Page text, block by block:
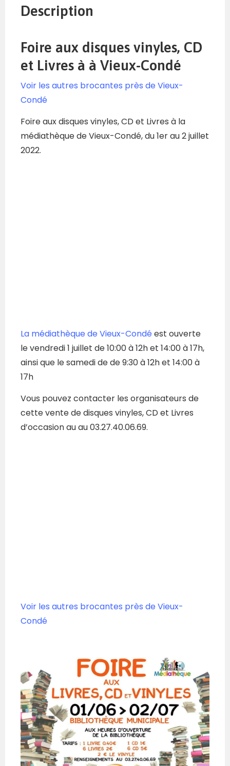
Description
Foire aux disques vinyles, CD
et Livres à à Vieux-Condé
Voir les autres brocantes près de Vieux-
Condé
Foire aux disques vinyles, CD et Livres à la
médiathèque de Vieux-Condé, du 1er au 2 juillet
2022.
La médiathèque de Vieux-Condéest ouverte
le vendredi 1 juillet de 10:00 à 12h et 14:00 à 17h,
ainsi que le samedi de de 9:30 à 12h et 14:00 à
17h
Vous pouvez contacter les organisateurs de
cette vente de disques vinyles, CD et Livres
d’occasion au au 03.27.40.06.69.
Voir les autres brocantes près de Vieux-
Condé